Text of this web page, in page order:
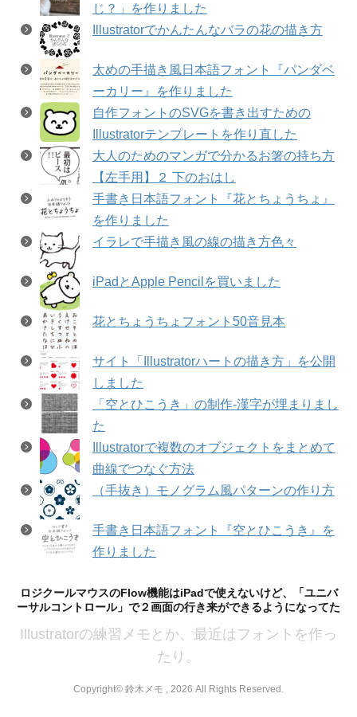
じ？」を作りました
Illustratorでかんたんなバラの花の描き方
太めの手描き風日本語フォント『パンダベ
ーカリー』を作りました
自作フォントのSVGを書き出すための
Illustratorテンプレートを作り直した
大人のためのマンガで分かるお箸の持ち方
【左手用】２ 下のおはし
手書き日本語フォント『花とちょうちょ』
を作りました
イラレで手描き風の線の描き方色々
iPadとApple Pencilを買いました
花とちょうちょフォント50音見本
サイト「Illustratorハートの描き方」を公開
しました
「空とひこうき」の制作-漢字が埋まりまし
た
Illustratorで複数のオブジェクトをまとめて
曲線でつなぐ方法
（手抜き）モノグラム風パターンの作り方
手書き日本語フォント『空とひこうき』を
作りました
ロジクールマウスのFlow機能はiPadで使えないけど、「ユニバ
ーサルコントロール」で２画面の行き来ができるようになってた
Illustratorの練習メモとか、最近はフォントを作っ
たり。
Copyright© 鈴木メモ , 2026 All Rights Reserved.